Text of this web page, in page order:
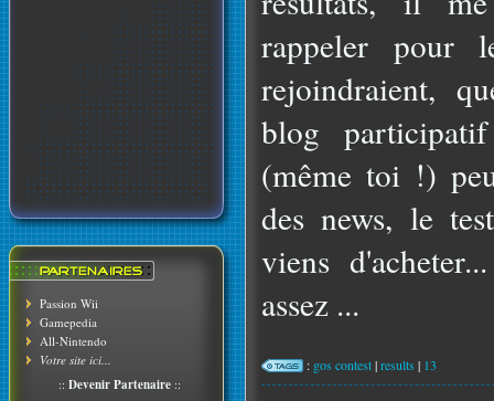
Passion Wii
Gamepedia
All-Nintendo
Votre site ici...
:: Devenir Partenaire ::
rappeler pour
rejoindraient,
blog
(même toi !)
des news, le
viens
assez ...
: gos contest|results | 13